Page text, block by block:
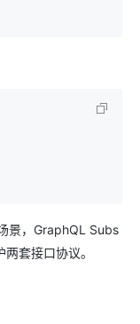
景，GraphQL Subs
套接口协议。